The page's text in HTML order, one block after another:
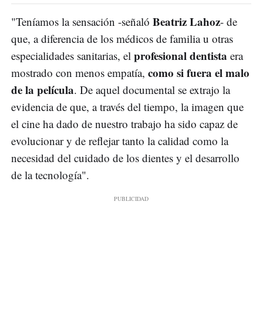
"Teníamos la sensación -señaló Beatriz Lahoz- de
que, a diferencia de los médicos de familia u otras
especialidades sanitarias, el profesional dentista era
mostrado con menos empatía, como si fuera el malo
de la película. De aquel documental se extrajo la
evidencia de que, a través del tiempo, la imagen que
el cine ha dado de nuestro trabajo ha sido capaz de
evolucionar y de reflejar tanto la calidad como la
necesidad del cuidado de los dientes y el desarrollo
de la tecnología".